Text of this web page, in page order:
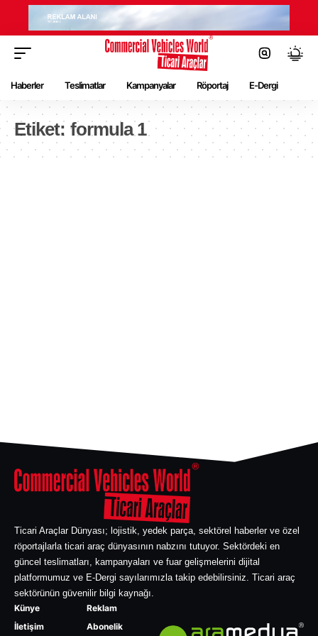
Haberler Teslimatlar Kampanyalar Röportaj E-Dergi
Etiket: formula 1
Ticari Araçlar Dünyası; lojistik, yedek parça, sektörel haberler ve özel
röportajlarla ticari araç dünyasının nabzını tutuyor. Sektördeki en
güncel teslimatları, kampanyaları ve fuar gelişmelerini dijital
platformumuz ve E-Dergi sayılarımızla takip edebilirsiniz. Ticari araç
sektörünün güvenilir bilgi kaynağı.
Künye
İletişim
Reklam
Abonelik